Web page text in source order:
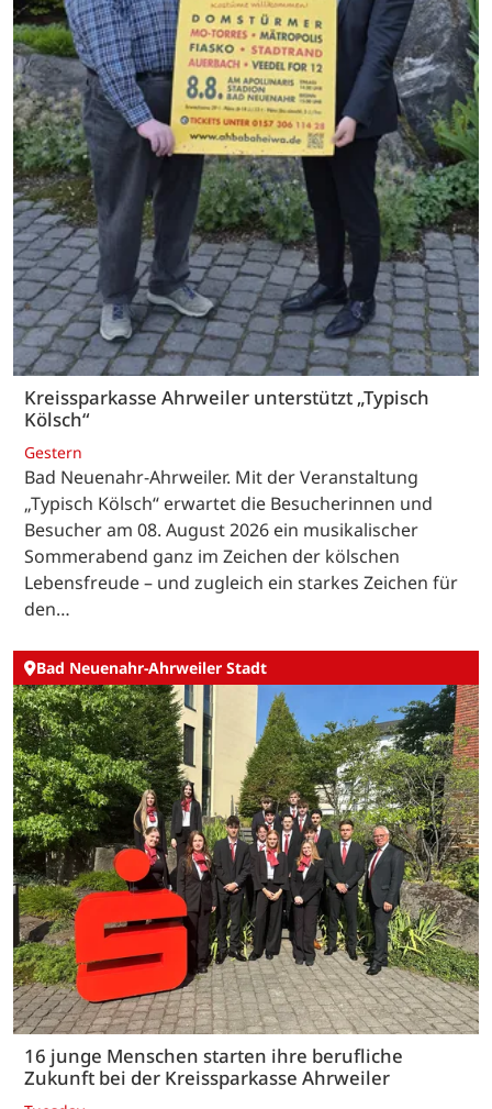
Kreissparkasse Ahrweiler unterstützt „Typisch
Kölsch“
Gestern
Bad Neuenahr-Ahrweiler. Mit der Veranstaltung
„Typisch Kölsch“ erwartet die Besucherinnen und
Besucher am 08. August 2026 ein musikalischer
Sommerabend ganz im Zeichen der kölschen
Lebensfreude – und zugleich ein starkes Zeichen für
den…
Bad Neuenahr-Ahrweiler Stadt
16 junge Menschen starten ihre berufliche
Zukunft bei der Kreissparkasse Ahrweiler